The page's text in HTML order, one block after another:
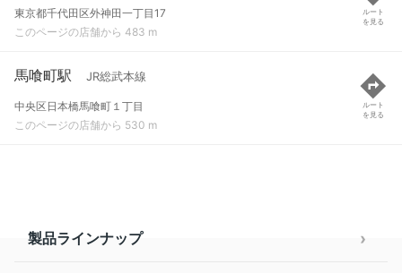
東京都千代田区外神田一丁目17
このページの店舗から 483 m
ルート
を見る
馬喰町駅 JR総武本線
中央区日本橋馬喰町１丁目
このページの店舗から 530 m
ルート
を見る
製品ラインナップ